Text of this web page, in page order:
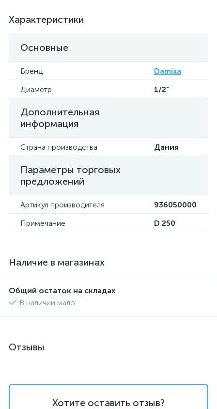
Характеристики
Основные
Бренд
Damixa
Диаметр
1/2"
Дополнительная
информация
Страна производства Дания
Параметры торговых
предложений
Артикул производителя
936050000
Примечание
D 250
Наличие в магазинах
Общий остаток на складах
В наличии мало
Отзывы
Хотите оставить отзыв?